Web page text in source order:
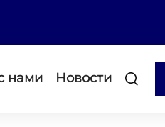
нами Новости